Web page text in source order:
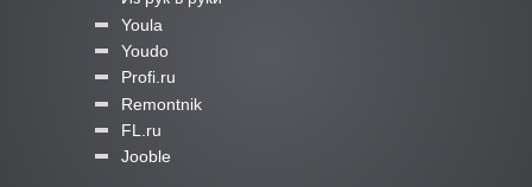
Youla
Youdo
Profi.ru
Remontnik
FL.ru
Jooble